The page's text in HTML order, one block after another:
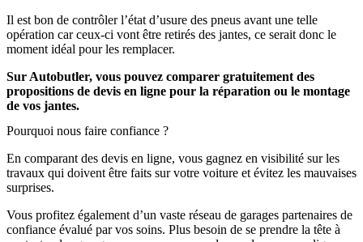
Il est bon de contrôler l’état d’usure des pneus avant une telle
opération car ceux-ci vont être retirés des jantes, ce serait donc le
moment idéal pour les remplacer.
Sur Autobutler, vous pouvez comparer gratuitement des
propositions de devis en ligne pour la réparation ou le montage
de vos jantes.
Pourquoi nous faire confiance ?
En comparant des devis en ligne, vous gagnez en visibilité sur les
travaux qui doivent être faits sur votre voiture et évitez les mauvaises
surprises.
Vous profitez également d’un vaste réseau de garages partenaires de
confiance évalué par vos soins. Plus besoin de se prendre la tête à